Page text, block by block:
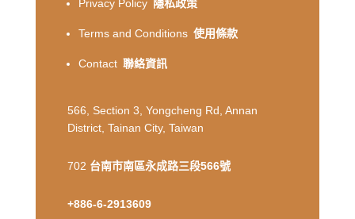
Privacy Policy 隱私政策
Terms and Conditions 使用條款
Contact 聯絡資訊
566, Section 3, Yongcheng Rd, Annan
District, Tainan City, Taiwan
702 台南市南區永成路三段566號
+886-6-2913609